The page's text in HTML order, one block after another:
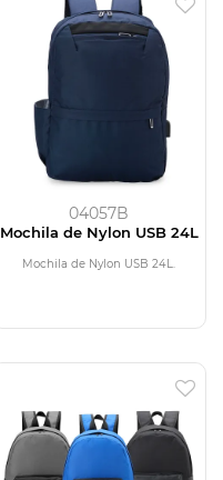
04057B
Mochila de Nylon USB 24L
Mochila de Nylon USB 24L.